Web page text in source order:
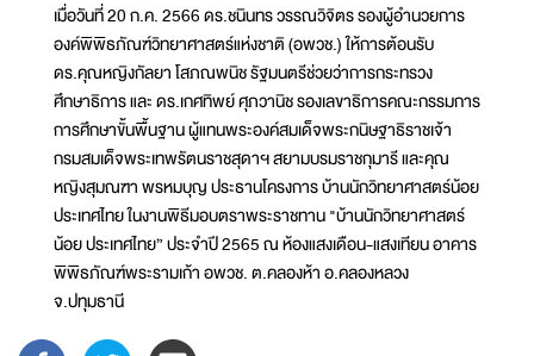
เมื่อวันที่ 20 ก.ค. 2566 ดร.ชนินทร วรรณวิจิตร รองผู้อำนวยการ
องค์พิพิธภัณฑ์วิทยาศาสตร์แห่งชาติ (อพวช.) ให้การต้อนรับ
ดร.คุณหญิงกัลยา โสภณพนิช รัฐมนตรีช่วยว่าการกระทรวง
ศึกษาธิการ และ ดร.เกศทิพย์ ศุภวานิช รองเลขาธิการคณะกรรมการ
การศึกษาขั้นพื้นฐาน ผู้แทนพระองค์สมเด็จพระกนิษฐาธิราชเจ้า
กรมสมเด็จพระเทพรัตนราชสุดาฯ สยามบรมราชกุมารี และคุณ
หญิงสุมณฑา พรหมบุญ ประธานโครงการ บ้านนักวิทยาศาสตร์น้อย
ประเทศไทย ในงานพิธีมอบตราพระราชทาน "บ้านนักวิทยาศาสตร์
น้อย ประเทศไทย” ประจำปี 2565 ณ ห้องแสงเดือน-แสงเทียน อาคาร
พิพิธภัณฑ์พระรามเก้า อพวช. ต.คลองห้า อ.คลองหลวง
จ.ปทุมธานี